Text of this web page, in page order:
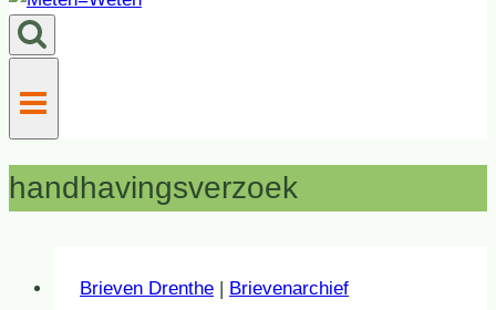
handhavingsverzoek
Brieven Drenthe Brievenarchief